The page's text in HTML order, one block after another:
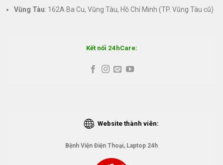
Vũng Tàu: 162A Ba Cu, Vũng Tàu, Hồ Chí Minh (TP. Vũng Tàu cũ)
Kết nối 24hCare:
Website thành viên:
Bệnh Viện Điện Thoại, Laptop 24h